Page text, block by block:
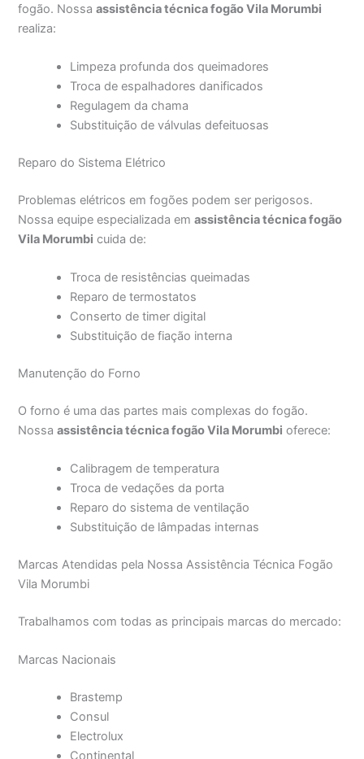
fogão. Nossaassistência técnica fogão Vila Morumbi
realiza:
Limpeza profunda dos queimadores
Troca de espalhadores danificados
Regulagem da chama
Substituição de válvulas defeituosas
Reparo do Sistema Elétrico
Problemas elétricos em fogões podem ser perigosos.
Nossa equipe especializada emassistência técnica fogão
Vila Morumbi cuida de:
Troca de resistências queimadas
Reparo de termostatos
Conserto de timer digital
Substituição de fiação interna
Manutenção do Forno
O forno é uma das partes mais complexas do fogão.
Nossaassistência técnica fogão Vila Morumbi oferece:
Calibragem de temperatura
Troca de vedações da porta
Reparo do sistema de ventilação
Substituição de lâmpadas internas
Marcas Atendidas pela Nossa Assistência Técnica Fogão
Vila Morumbi
Trabalhamos com todas as principais marcas do mercado:
Marcas Nacionais
Brastemp
Consul
Electrolux
Continental